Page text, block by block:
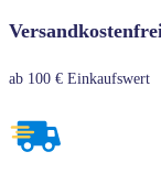
Versandkostenfrei
ab 100 € Einkaufswert